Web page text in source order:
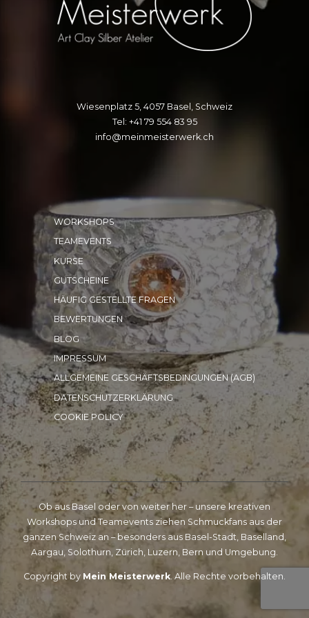
Wiesenplatz 5, 4057 Basel, Schweiz
Tel: +41 79 554 83 95
info@meinmeisterwerk.ch
WORKSHOPS
TEAMEVENTS
KURSE
GUTSCHEINE
HÄUFIG GESTELLTE FRAGEN
BEWERTUNGEN
BLOG
IMPRESSUM
ALLGEMEINE GESCHÄFTSBEDINGUNGEN (AGB)
DATENSCHUTZERKLÄRUNG
COOKIE POLICY
Ob aus Basel oder von weiter her – unsere kreativen
Workshops und Teamevents ziehen Schmuckfans aus der
ganzen Schweiz an – besonders aus Basel-Stadt, Baselland,
Aargau, Solothurn, Zürich, Luzern, Bern und Umgebung.
Copyright by Mein Meisterwerk . Alle Rechte vorbehalten.